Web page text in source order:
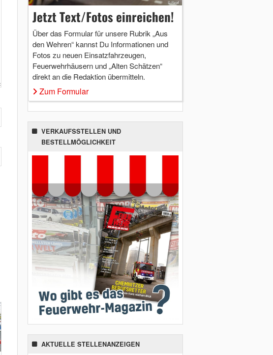
Jetzt Text/Fotos einreichen!
Über das Formular für unsere Rubrik „Aus
den Wehren“ kannst Du Informationen und
Fotos zu neuen Einsatzfahrzeugen,
Feuerwehrhäusern und „Alten Schätzen“
direkt an die Redaktion übermitteln.
Zum Formular
VERKAUFSSTELLEN UND
BESTELLMÖGLICHKEIT
AKTUELLE STELLENANZEIGEN